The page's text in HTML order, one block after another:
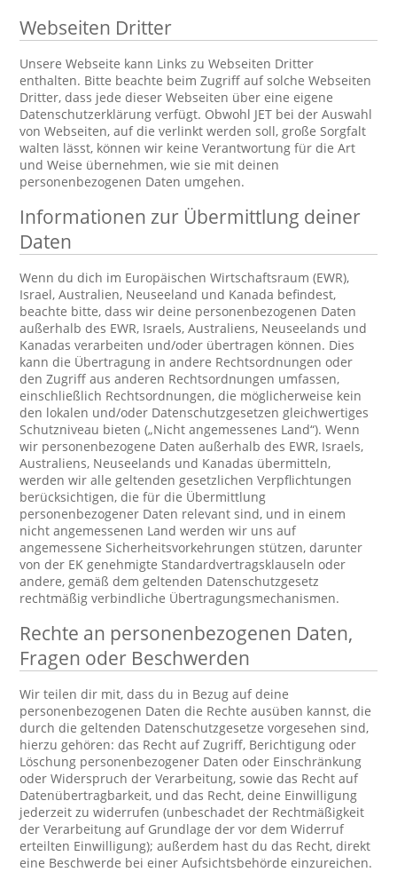
Webseiten Dritter
Unsere Webseite kann Links zu Webseiten Dritter
enthalten. Bitte beachte beim Zugriff auf solche Webseiten
Dritter, dass jede dieser Webseiten über eine eigene
Datenschutzerklärung verfügt. Obwohl JET bei der Auswahl
von Webseiten, auf die verlinkt werden soll, große Sorgfalt
walten lässt, können wir keine Verantwortung für die Art
und Weise übernehmen, wie sie mit deinen
personenbezogenen Daten umgehen.
Informationen zur Übermittlung deiner
Daten
Wenn du dich im Europäischen Wirtschaftsraum (EWR),
Israel, Australien, Neuseeland und Kanada befindest,
beachte bitte, dass wir deine personenbezogenen Daten
außerhalb des EWR, Israels, Australiens, Neuseelands und
Kanadas verarbeiten und/oder übertragen können. Dies
kann die Übertragung in andere Rechtsordnungen oder
den Zugriff aus anderen Rechtsordnungen umfassen,
einschließlich Rechtsordnungen, die möglicherweise kein
den lokalen und/oder Datenschutzgesetzen gleichwertiges
Schutzniveau bieten („Nicht angemessenes Land“). Wenn
wir personenbezogene Daten außerhalb des EWR, Israels,
Australiens, Neuseelands und Kanadas übermitteln,
werden wir alle geltenden gesetzlichen Verpflichtungen
berücksichtigen, die für die Übermittlung
personenbezogener Daten relevant sind, und in einem
nicht angemessenen Land werden wir uns auf
angemessene Sicherheitsvorkehrungen stützen, darunter
von der EK genehmigte Standardvertragsklauseln oder
andere, gemäß dem geltenden Datenschutzgesetz
rechtmäßig verbindliche Übertragungsmechanismen.
Rechte an personenbezogenen Daten,
Fragen oder Beschwerden
Wir teilen dir mit, dass du in Bezug auf deine
personenbezogenen Daten die Rechte ausüben kannst, die
durch die geltenden Datenschutzgesetze vorgesehen sind,
hierzu gehören: das Recht auf Zugriff, Berichtigung oder
Löschung personenbezogener Daten oder Einschränkung
oder Widerspruch der Verarbeitung, sowie das Recht auf
Datenübertragbarkeit, und das Recht, deine Einwilligung
jederzeit zu widerrufen (unbeschadet der Rechtmäßigkeit
der Verarbeitung auf Grundlage der vor dem Widerruf
erteilten Einwilligung); außerdem hast du das Recht, direkt
eine Beschwerde bei einer Aufsichtsbehörde einzureichen.